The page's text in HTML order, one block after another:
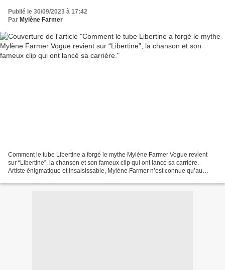
carrière.
Publié le 30/09/2023 à 17:42
Par Mylène Farmer
Comment le tube Libertine a forgé le mythe Mylène Farmer Vogue revient
sur “Libertine”, la chanson et son fameux clip qui ont lancé sa carrière.
Artiste énigmatique et insaisissable, Mylène Farmer n’est connue qu’au